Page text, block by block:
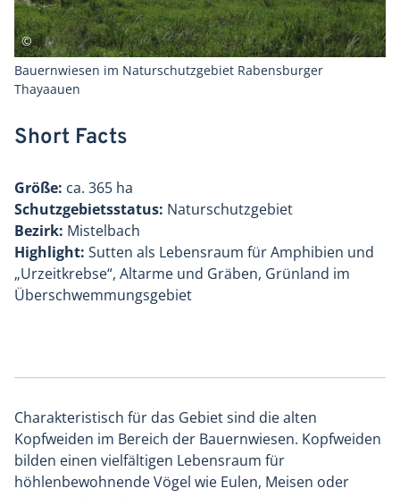
Bauernwiesen im Naturschutzgebiet Rabensburger
Thayaauen
Short Facts
Größe: ca. 365 ha
Schutzgebietsstatus: Naturschutzgebiet
Bezirk: Mistelbach
Highlight: Sutten als Lebensraum für Amphibien und
„Urzeitkrebse“, Altarme und Gräben, Grünland im
Überschwemmungsgebiet
Charakteristisch für das Gebiet sind die alten
Kopfweiden im Bereich der Bauernwiesen. Kopfweiden
bilden einen vielfältigen Lebensraum für
höhlenbewohnende Vögel wie Eulen, Meisen oder